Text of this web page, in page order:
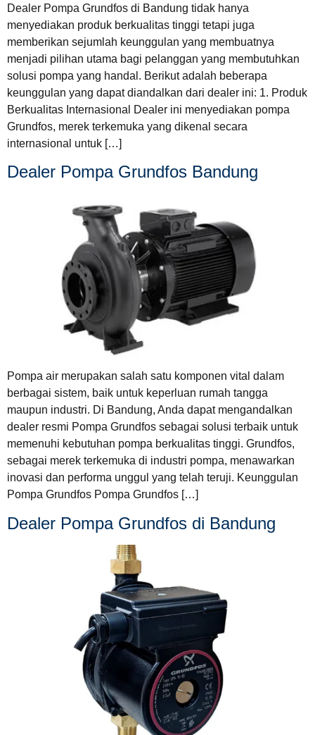
Dealer Pompa Grundfos di Bandung tidak hanya
menyediakan produk berkualitas tinggi tetapi juga
memberikan sejumlah keunggulan yang membuatnya
menjadi pilihan utama bagi pelanggan yang membutuhkan
solusi pompa yang handal. Berikut adalah beberapa
keunggulan yang dapat diandalkan dari dealer ini: 1. Produk
Berkualitas Internasional Dealer ini menyediakan pompa
Grundfos, merek terkemuka yang dikenal secara
internasional untuk […]
Dealer Pompa Grundfos Bandung
Pompa air merupakan salah satu komponen vital dalam
berbagai sistem, baik untuk keperluan rumah tangga
maupun industri. Di Bandung, Anda dapat mengandalkan
dealer resmi Pompa Grundfos sebagai solusi terbaik untuk
memenuhi kebutuhan pompa berkualitas tinggi. Grundfos,
sebagai merek terkemuka di industri pompa, menawarkan
inovasi dan performa unggul yang telah teruji. Keunggulan
Pompa Grundfos Pompa Grundfos […]
Dealer Pompa Grundfos di Bandung